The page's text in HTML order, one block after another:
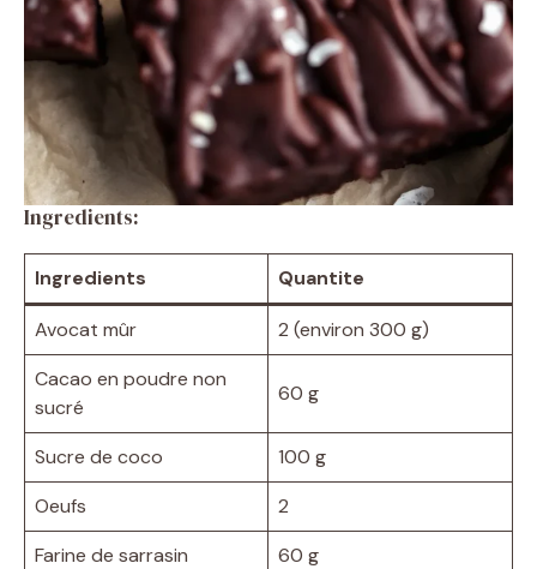
Ingredients:
Ingredients Quantite
Avocat mûr
2 (environ 300 g)
Cacao en poudre non
sucré
60 g
Sucre de coco
100 g
Oeufs
2
Farine de sarrasin
60 g